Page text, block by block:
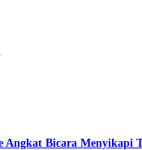
Angkat Bicara Menyikapi